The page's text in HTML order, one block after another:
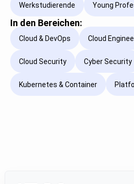
Werkstudierende Young
In den Bereichen:
Cloud & DevOps Cloud
Cloud Security Cyber Security
Kubernetes & Container